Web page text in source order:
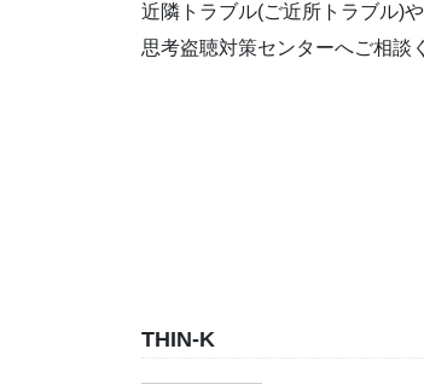
近隣トラブル(ご近所トラブル)
思考盗聴対策センターへご相談
THIN-K